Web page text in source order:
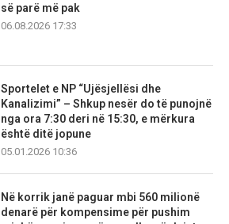
së parë më pak
06.08.2026 17:33
Sportelet e NP “Ujësjellësi dhe
Kanalizimi” – Shkup nesër do të punojnë
nga ora 7:30 deri në 15:30, e mërkura
është ditë jopune
05.01.2026 10:36
Në korrik janë paguar mbi 560 milionë
denarë për kompensime për pushim